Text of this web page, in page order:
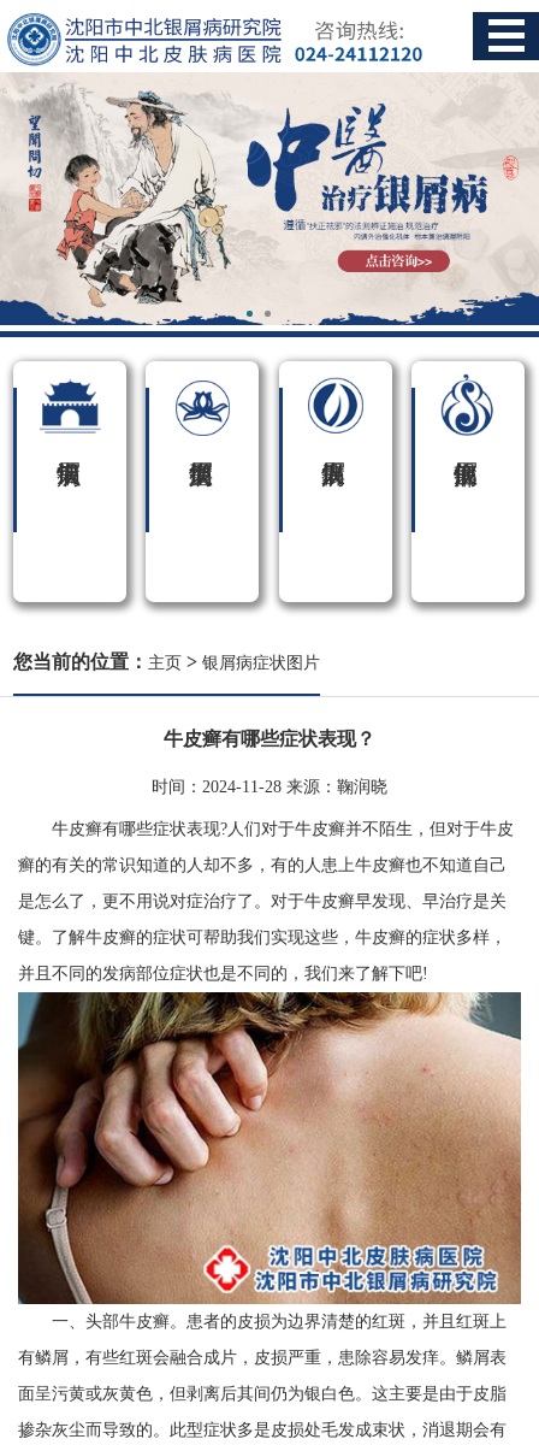
您当前的位置： 主页 >银屑病症状图片
牛皮癣有哪些症状表现？
时间： 2024-11-28 来源： 鞠润晓
牛皮癣有哪些症状表现?人们对于牛皮癣并不陌生，但对于牛皮
癣的有关的常识知道的人却不多，有的人患上牛皮癣也不知道自己
是怎么了，更不用说对症治疗了。对于牛皮癣早发现、早治疗是关
键。了解牛皮癣的症状可帮助我们实现这些，牛皮癣的症状多样，
并且不同的发病部位症状也是不同的，我们来了解下吧!
一、头部牛皮癣。患者的皮损为边界清楚的红斑，并且红斑上
有鳞屑，有些红斑会融合成片，皮损严重，患除容易发痒。鳞屑表
面呈污黄或灰黄色，但剥离后其间仍为银白色。这主要是由于皮脂
掺杂灰尘而导致的。此型症状多是皮损处毛发成束状，消退期会有